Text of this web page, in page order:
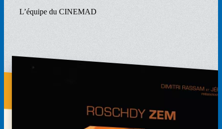
L’équipe du CINEMAD